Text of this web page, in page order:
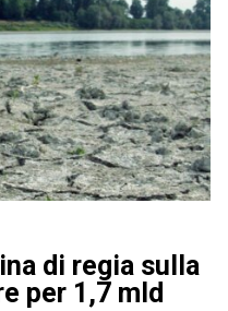
di regia sulla
per 1,7 mld